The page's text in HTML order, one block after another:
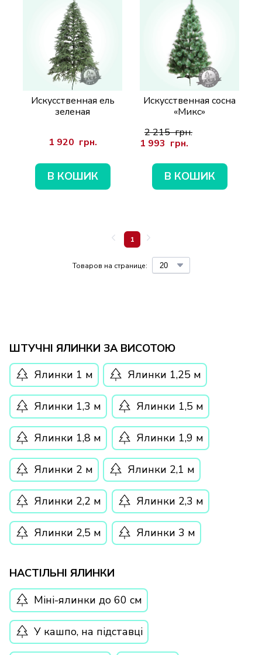
Искусственная ель
зеленая
1 920  грн.
В КОШИК
Искусственная сосна
«Микс»
2 215  грн.
1 993  грн.
В КОШИК
Товаров на странице:
1
Ялинки 3 м
Ялинки 2,5 м
Ялинки 2,3 м
Ялинки 2,2 м
Ялинки 2,1 м
Ялинки 2 м
Ялинки 1,9 м
Ялинки 1,8 м
Ялинки 1,5 м
Ялинки 1,3 м
У кашпо, на підставці
Ялинки 1,25 м
Ялинки 1 м
Міні-ялинки до 60 см
ШТУЧНІ ЯЛИНКИ ЗА ВИСОТОЮ
НАСТІЛЬНІ ЯЛИНКИ